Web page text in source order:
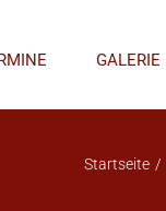
GALERIE
Startseite /